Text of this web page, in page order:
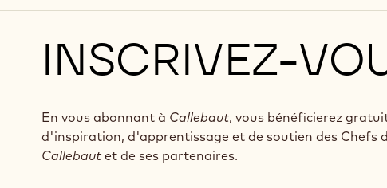
INSCRIVEZ-
En vous abonnant à Callebaut, vous bénéficierez
d'inspiration, d'apprentissage et de soutien des Chefs
Callebaut et de ses partenaires.